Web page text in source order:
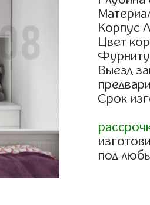
Корпус
Цвет
Выезд
Срок
под